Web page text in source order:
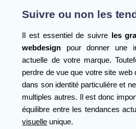
Suivre ou non les
Il est essentiel de suivre les
webdesign pour donner une
actuelle de votre marque.
perdre de vue que votre site web
dans son identité particulière et
multiples autres. Il est donc
équilibre entre les tendances
visuelle unique.